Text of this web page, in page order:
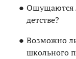
Ощущаются
детстве?
Возможно
школьного